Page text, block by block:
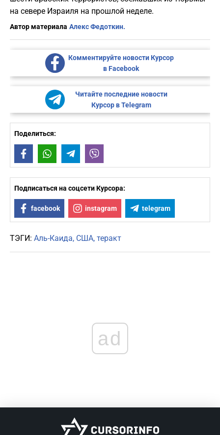
на севере Израиля на прошлой неделе.
Автор материала Алекс Федоткин.
Комментируйте новости Курсор
в Facebook
Читайте последние новости
Курсор в Telegram
Поделиться:
FacebookWhatsAppTelegram
Подписаться на соцсети Курсора:
facebook instagram telegram
ТЭГИ: Аль-Каида США теракт
ad